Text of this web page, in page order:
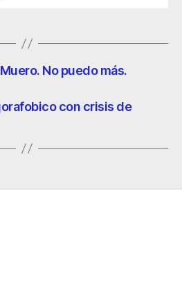
No puedo más.
con crisis de